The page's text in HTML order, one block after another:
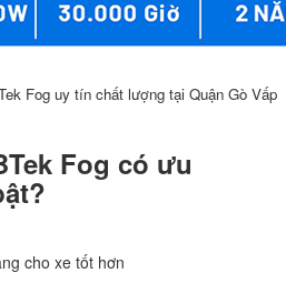
Fog uy tín chất lượng tại Quận Gò Vấp
Fog có ưu
cho xe tốt hơn